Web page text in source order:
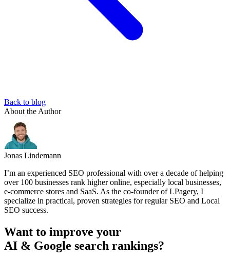
Back to blog
About the Author
Jonas Lindemann
I’m an experienced SEO professional with over a decade of helping
over 100 businesses rank higher online, especially local businesses,
e-commerce stores and SaaS. As the co-founder of LPagery, I
specialize in practical, proven strategies for regular SEO and Local
SEO success.
Want to improve your
AI & Google search rankings?